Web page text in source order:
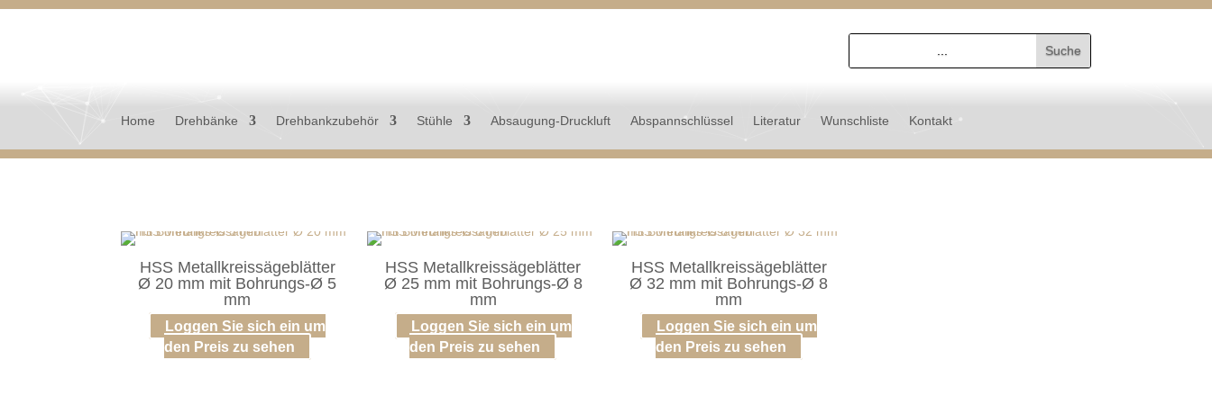
Home Drehbänke Drehbankzubehör Stühle Absaugung-Druckluft Abspannschlüssel Literatur Wunschliste Kontakt
HSS Metallkreissägeblätter
Ø 20 mm mit Bohrungs-Ø 5
mm
Loggen Sie sich ein um
den Preis zu sehen
HSS Metallkreissägeblätter
Ø 25 mm mit Bohrungs-Ø 8
mm
Loggen Sie sich ein um
den Preis zu sehen
HSS Metallkreissägeblätter
Ø 32 mm mit Bohrungs-Ø 8
mm
Loggen Sie sich ein um
den Preis zu sehen